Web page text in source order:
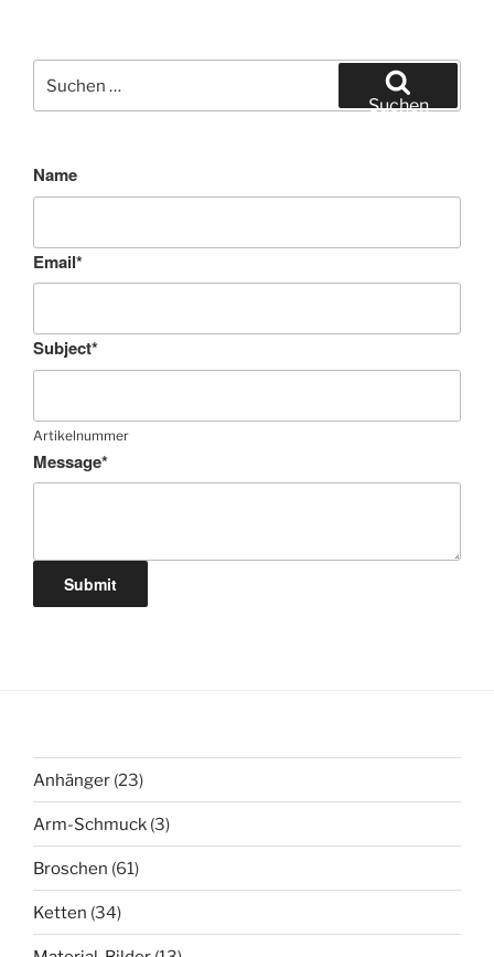
Suchen
nach:
Suchen
Name
Email*
Subject*
Artikelnummer
Message*
Submit
Anhänger 2323
Produkte
Arm-Schmuck 33
Produkte
Broschen 6161
Produkte
Ketten 3434
Produkte